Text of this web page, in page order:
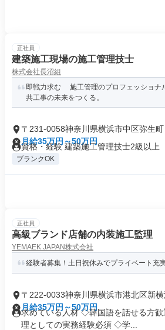
正社員
建築施工現場の施工管理技士
株式会社長沼組
即戦力求む 施工管理のプロフェッショナ
共工事の未来をつくる。
〒231-0058神奈川県横浜市中区弥生町
月給35万円～50万円
資格・経験 建築施工管理技士2級以上
ブランクOK
正社員
高級ブランド店舗の内装施工監理
YEMAEK JAPAN株式会社
経験者募集！土日祝休みでプライベート充
〒222-0033神奈川県横浜市港北区新
月給35万円～50万円
求めている人材 ◇韓国語を話せる方
理としての実務経験必須 ◇学...